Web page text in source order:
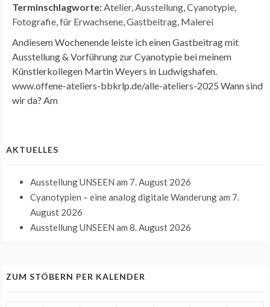
Terminschlagworte: Atelier, Ausstellung Cyanotypie
Fotografie für Erwachsene Gastbeitrag Malerei
Andiesem Wochenende leiste ich einen Gastbeitrag mit
Ausstellung & Vorführung zur Cyanotypie bei meinem
Künstlerkollegen Martin Weyers in Ludwigshafen.
www.offene-ateliers-bbkrlp.de/alle-ateliers-2025 Wann sind
wir da? Am
AKTUELLES
Ausstellung UNSEEN am 7. August 2026
Cyanotypien – eine analog digitale Wanderungam 7.
August 2026
Ausstellung UNSEEN am 8. August 2026
ZUM STÖBERN PER KALENDER